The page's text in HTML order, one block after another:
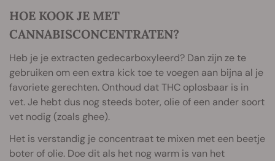
HOE KOOK JE MET
CANNABISCONCENTRATEN?
Heb je je extracten gedecarboxyleerd? Dan zijn ze te
gebruiken om een extra kick toe te voegen aan bijna al je
favoriete gerechten. Onthoud dat THC oplosbaar is in
vet. Je hebt dus nog steeds boter, olie of een ander soort
vet nodig (zoals ghee).
Het is verstandig je concentraat te mixen met een beetje
boter of olie. Doe dit als het nog warm is van het